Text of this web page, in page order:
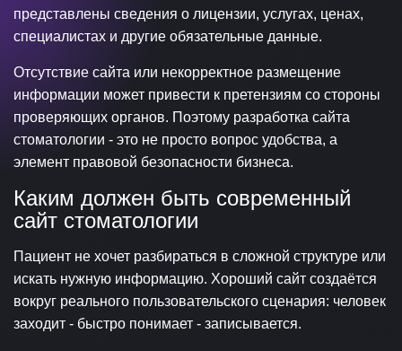
представлены сведения о лицензии, услугах, ценах,
специалистах и другие обязательные данные.
Отсутствие сайта или некорректное размещение
информации может привести к претензиям со стороны
проверяющих органов. Поэтому разработка сайта
стоматологии - это не просто вопрос удобства, а
элемент правовой безопасности бизнеса.
Каким должен быть современный
сайт стоматологии
Пациент не хочет разбираться в сложной структуре или
искать нужную информацию. Хороший сайт создаётся
вокруг реального пользовательского сценария: человек
заходит - быстро понимает - записывается.